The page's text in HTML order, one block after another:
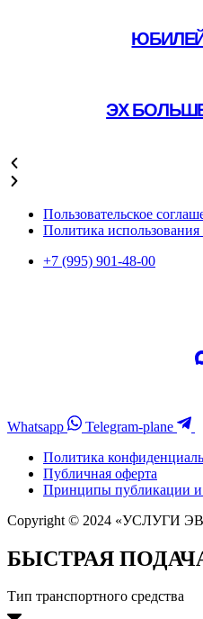
ЭХ
Пользовательское
Политика использования
+7 (995) 901-48-00
Whatsapp
Telegram-plane
Политика
Публичная оферта
Принципы публикации и
Copyright © 2024 «УСЛУГИ
БЫСТРАЯ
Тип транспортного средства